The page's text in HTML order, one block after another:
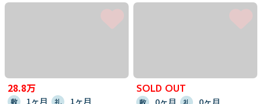
28.8万
敷 1ヶ月 礼
1ヶ月
SOLD OUT
0ヶ月
0ヶ月